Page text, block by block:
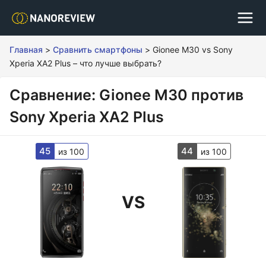
Главная > Сравнить смартфоны > Gionee M30 vs Sony
Xperia XA2 Plus – что лучше выбрать?
Сравнение: Gionee M30 против
Sony Xperia XA2 Plus
45 из 100
VS
44 из 100